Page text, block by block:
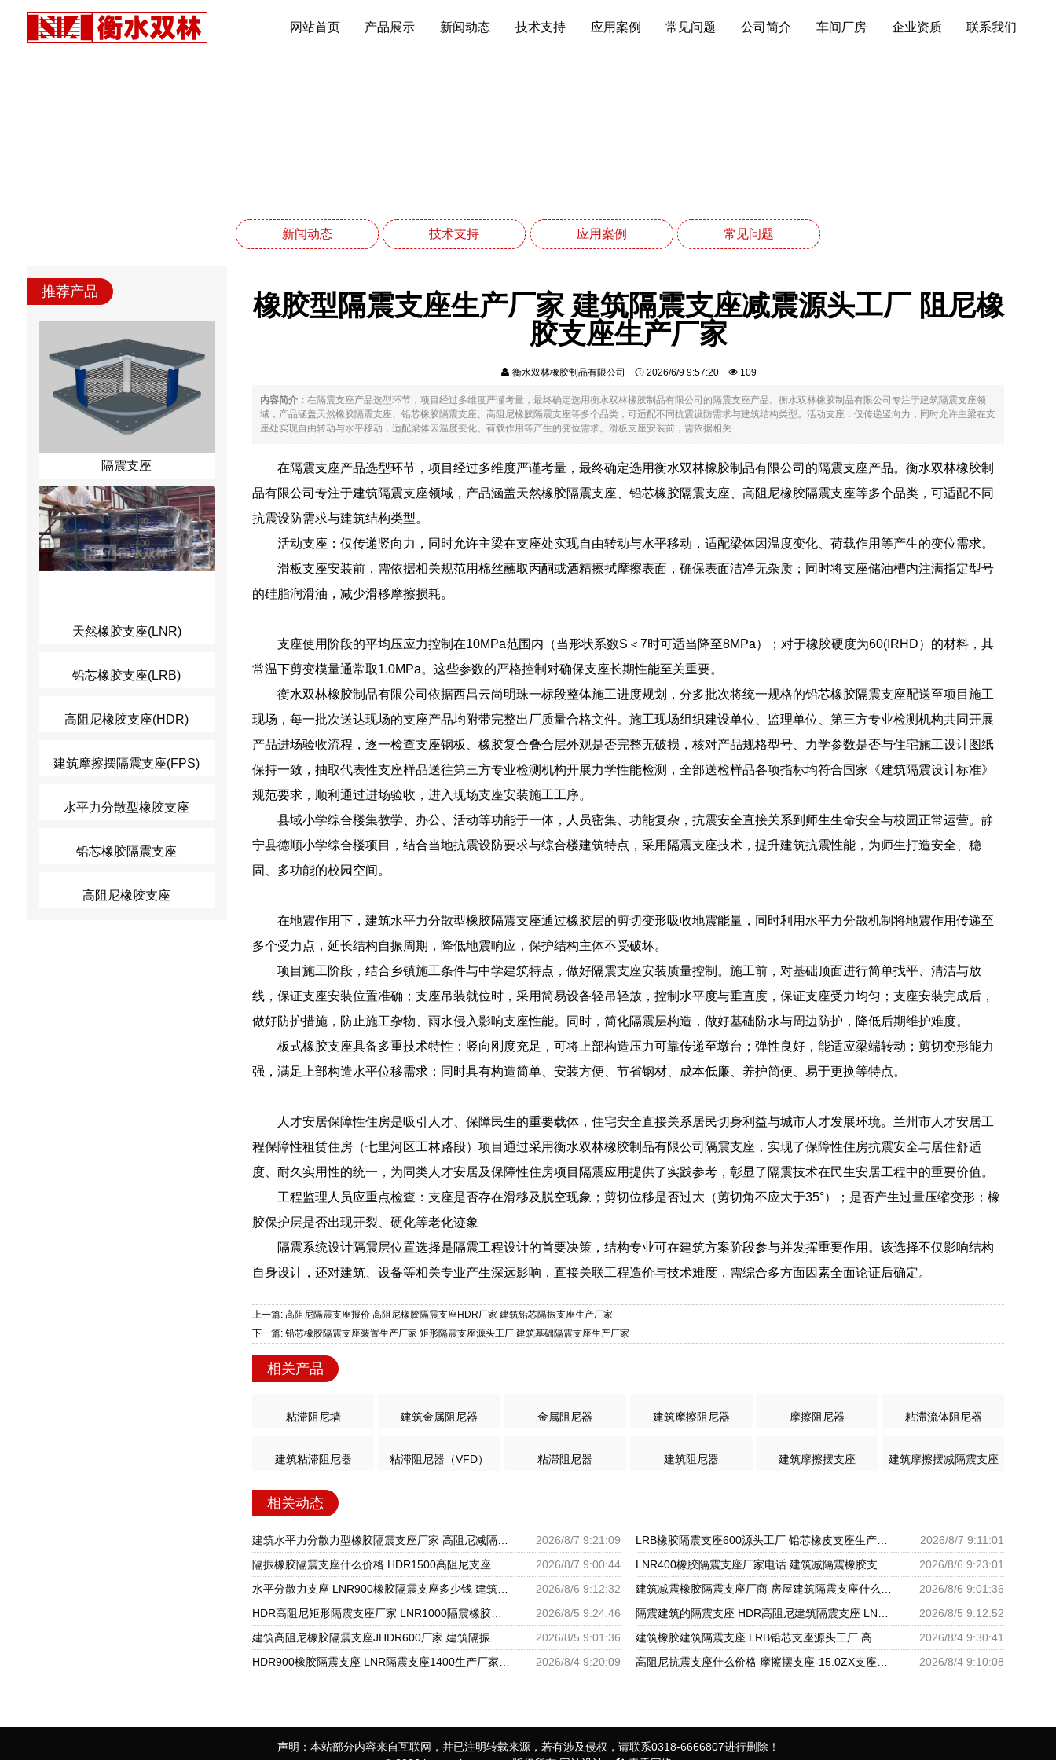
网站首页 产品展示 新闻动态 技术支持 应用案例 常见问题 公司简介 车间厂房 企业资质 联系我们
新闻动态 技术支持 应用案例 常见问题
推荐产品
隔震支座
天然橡胶支座(LNR)
铅芯橡胶支座(LRB)
高阻尼橡胶支座(HDR)
建筑摩擦摆隔震支座(FPS)
水平力分散型橡胶支座
铅芯橡胶隔震支座
高阻尼橡胶支座
橡胶型隔震支座生产厂家 建筑隔震支座减震源头工厂 阻尼橡
胶支座生产厂家
衡水双林橡胶制品有限公司 2026/6/9 9:57:20 109
内容简介： 在隔震支座产品选型环节，项目经过多维度严谨考量，最终确定选用衡水双林橡胶制品有限公司的隔震支座产品。衡水双林橡胶制品有限公司专注于建筑隔震支座领
域，产品涵盖天然橡胶隔震支座、铅芯橡胶隔震支座、高阻尼橡胶隔震支座等多个品类，可适配不同抗震设防需求与建筑结构类型。活动支座：仅传递竖向力，同时允许主梁在支
座处实现自由转动与水平移动，适配梁体因温度变化、荷载作用等产生的变位需求。滑板支座安装前，需依据相关......
在隔震支座产品选型环节，项目经过多维度严谨考量，最终确定选用衡水双林橡胶制品有限公司的隔震支座产品。衡水双林橡胶制
品有限公司专注于建筑隔震支座领域，产品涵盖天然橡胶隔震支座、铅芯橡胶隔震支座、高阻尼橡胶隔震支座等多个品类，可适配不同
抗震设防需求与建筑结构类型。
活动支座：仅传递竖向力，同时允许主梁在支座处实现自由转动与水平移动，适配梁体因温度变化、荷载作用等产生的变位需求。
滑板支座安装前，需依据相关规范用棉丝蘸取丙酮或酒精擦拭摩擦表面，确保表面洁净无杂质；同时将支座储油槽内注满指定型号
的硅脂润滑油，减少滑移摩擦损耗。
支座使用阶段的平均压应力控制在10MPa范围内（当形状系数S＜7时可适当降至8MPa）；对于橡胶硬度为60(IRHD）的材料，其
常温下剪变模量通常取1.0MPa。这些参数的严格控制对确保支座长期性能至关重要。
衡水双林橡胶制品有限公司依据西昌云尚明珠一标段整体施工进度规划，分多批次将统一规格的铅芯橡胶隔震支座配送至项目施工
现场，每一批次送达现场的支座产品均附带完整出厂质量合格文件。施工现场组织建设单位、监理单位、第三方专业检测机构共同开展
产品进场验收流程，逐一检查支座钢板、橡胶复合叠合层外观是否完整无破损，核对产品规格型号、力学参数是否与住宅施工设计图纸
保持一致，抽取代表性支座样品送往第三方专业检测机构开展力学性能检测，全部送检样品各项指标均符合国家《建筑隔震设计标准》
规范要求，顺利通过进场验收，进入现场支座安装施工工序。
县域小学综合楼集教学、办公、活动等功能于一体，人员密集、功能复杂，抗震安全直接关系到师生生命安全与校园正常运营。静
宁县德顺小学综合楼项目，结合当地抗震设防要求与综合楼建筑特点，采用隔震支座技术，提升建筑抗震性能，为师生打造安全、稳
固、多功能的校园空间。
在地震作用下，建筑水平力分散型橡胶隔震支座通过橡胶层的剪切变形吸收地震能量，同时利用水平力分散机制将地震作用传递至
多个受力点，延长结构自振周期，降低地震响应，保护结构主体不受破坏。
项目施工阶段，结合乡镇施工条件与中学建筑特点，做好隔震支座安装质量控制。施工前，对基础顶面进行简单找平、清洁与放
线，保证支座安装位置准确；支座吊装就位时，采用简易设备轻吊轻放，控制水平度与垂直度，保证支座受力均匀；支座安装完成后，
做好防护措施，防止施工杂物、雨水侵入影响支座性能。同时，简化隔震层构造，做好基础防水与周边防护，降低后期维护难度。
板式橡胶支座具备多重技术特性：竖向刚度充足，可将上部构造压力可靠传递至墩台；弹性良好，能适应梁端转动；剪切变形能力
强，满足上部构造水平位移需求；同时具有构造简单、安装方便、节省钢材、成本低廉、养护简便、易于更换等特点。
人才安居保障性住房是吸引人才、保障民生的重要载体，住宅安全直接关系居民切身利益与城市人才发展环境。兰州市人才安居工
程保障性租赁住房（七里河区工林路段）项目通过采用衡水双林橡胶制品有限公司隔震支座，实现了保障性住房抗震安全与居住舒适
度、耐久实用性的统一，为同类人才安居及保障性住房项目隔震应用提供了实践参考，彰显了隔震技术在民生安居工程中的重要价值。
工程监理人员应重点检查：支座是否存在滑移及脱空现象；剪切位移是否过大（剪切角不应大于35°）；是否产生过量压缩变形；橡
胶保护层是否出现开裂、硬化等老化迹象
隔震系统设计隔震层位置选择是隔震工程设计的首要决策，结构专业可在建筑方案阶段参与并发挥重要作用。该选择不仅影响结构
自身设计，还对建筑、设备等相关专业产生深远影响，直接关联工程造价与技术难度，需综合多方面因素全面论证后确定。
上一篇: 高阻尼隔震支座报价 高阻尼橡胶隔震支座HDR厂家 建筑铅芯隔振支座生产厂家
下一篇: 铅芯橡胶隔震支座装置生产厂家 矩形隔震支座源头工厂 建筑基础隔震支座生产厂家
相关产品
粘滞阻尼墙 建筑金属阻尼器 金属阻尼器 建筑摩擦阻尼器 摩擦阻尼器 粘滞流体阻尼器
建筑粘滞阻尼器 粘滞阻尼器（VFD） 粘滞阻尼器 建筑阻尼器 建筑摩擦摆支座 建筑摩擦摆减隔震支座
相关动态
建筑水平力分散力型橡胶隔震支座厂家 高阻尼减隔震橡胶支座 LRB300橡胶隔震支座厂家电话 2026/8/7 9:21:09
2026/8/7 9:11:01
2026/8/7 9:00:44
2026/8/6 9:23:01
水平分散力支座 LNR900橡胶隔震支座多少钱 建筑橡胶抗震支座厂家
2026/8/6 9:12:32
2026/8/6 9:01:36
HDR高阻尼矩形隔震支座厂家 LNR1000隔震橡胶支座 LRB隔震支座800
2026/8/5 9:24:46
2026/8/5 9:12:52
2026/8/5 9:01:36
2026/8/4 9:30:41
2026/8/4 9:20:09 2026/8/4 9:10:08
声明：本站部分内容来自互联网，并已注明转载来源，若有涉及侵权，请联系0318-6666807进行删除！